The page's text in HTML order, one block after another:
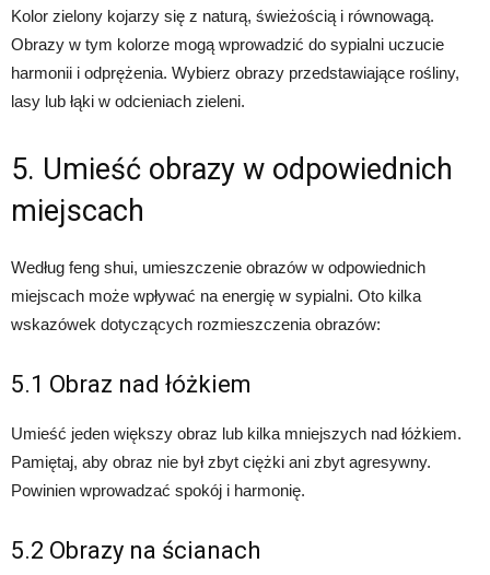
Kolor zielony kojarzy się z naturą, świeżością i równowagą.
Obrazy w tym kolorze mogą wprowadzić do sypialni uczucie
harmonii i odprężenia. Wybierz obrazy przedstawiające rośliny,
lasy lub łąki w odcieniach zieleni.
5. Umieść obrazy w odpowiednich
miejscach
Według feng shui, umieszczenie obrazów w odpowiednich
miejscach może wpływać na energię w sypialni. Oto kilka
wskazówek dotyczących rozmieszczenia obrazów:
5.1 Obraz nad łóżkiem
Umieść jeden większy obraz lub kilka mniejszych nad łóżkiem.
Pamiętaj, aby obraz nie był zbyt ciężki ani zbyt agresywny.
Powinien wprowadzać spokój i harmonię.
5.2 Obrazy na ścianach